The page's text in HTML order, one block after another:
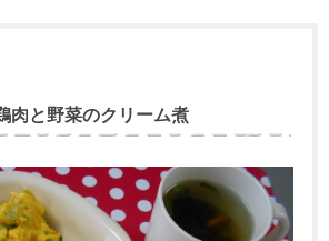
と野菜のクリーム煮